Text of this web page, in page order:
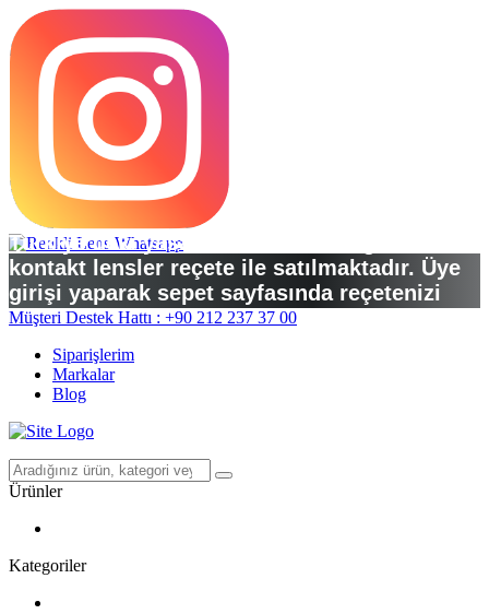
Türkiye’deki yasal düzenlemelere göre
kontakt lensler reçete ile satılmaktadır. Üye
girişi yaparak sepet sayfasında reçetenizi
yükleyebilirsiniz.
Müşteri Destek Hattı : +90 212 237 37 00
Siparişlerim
Markalar
Blog
Ürünler
Kategoriler